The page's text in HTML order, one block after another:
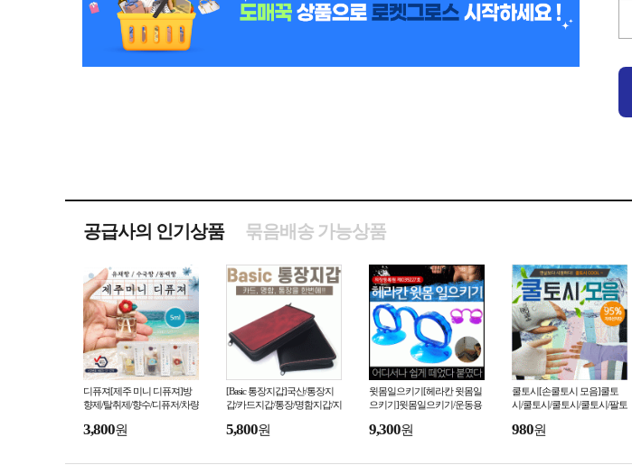
공급사의 인기상품 묶음배송 가능상품
디퓨져[제주 미니 디퓨져]방
향제/탈취제/향수/디퓨저/차량
급케이스[효정무역]
3,800원
[Basic 통장지갑]국산/통장지
갑/카드지갑/통장/명함지갑/지
사은품[효정무역]
5,800원
윗몸일으키기[헤라칸 윗몸일
으키기]윗몸일으키기/운동용
력/[효정무역]
9,300원
쿨토시[손쿨토시 모음]쿨토
시/쿨토시/쿨토시/쿨토시/팔토
쇄가능/Kc[효정무역]
980원